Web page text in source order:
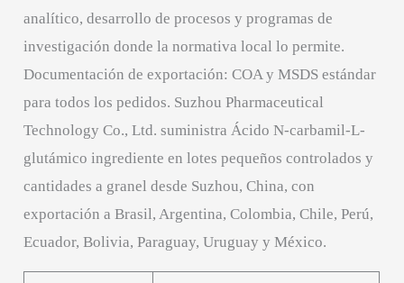
analítico, desarrollo de procesos y programas de
investigación donde la normativa local lo permite.
Documentación de exportación: COA y MSDS estándar
para todos los pedidos. Suzhou Pharmaceutical
Technology Co., Ltd. suministra Ácido N-carbamil-L-
glutámico ingrediente en lotes pequeños controlados y
cantidades a granel desde Suzhou, China, con
exportación a Brasil, Argentina, Colombia, Chile, Perú,
Ecuador, Bolivia, Paraguay, Uruguay y México.